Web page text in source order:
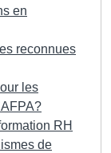
en
reconnues
les
RH
de